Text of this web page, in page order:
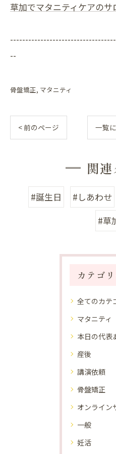
草加でマタニティケアのサ
--
骨盤矯正 マタニティ
< 前のページ 一覧
関
#誕生日 #しあわせ
#草
カテゴ
全てのカテ
マタニティ
本日の代表
産後
講演依頼
骨盤矯正
オンライン
一般
妊活